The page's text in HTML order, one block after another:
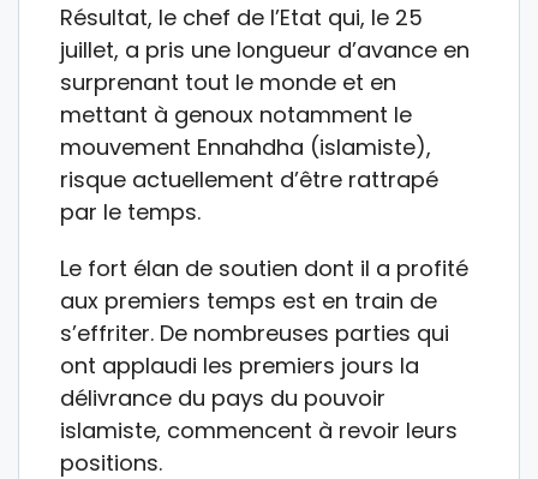
Résultat, le chef de l’Etat qui, le 25
juillet, a pris une longueur d’avance en
surprenant tout le monde et en
mettant à genoux notamment le
mouvement Ennahdha (islamiste),
risque actuellement d’être rattrapé
par le temps.
Le fort élan de soutien dont il a profité
aux premiers temps est en train de
s’effriter. De nombreuses parties qui
ont applaudi les premiers jours la
délivrance du pays du pouvoir
islamiste, commencent à revoir leurs
positions.